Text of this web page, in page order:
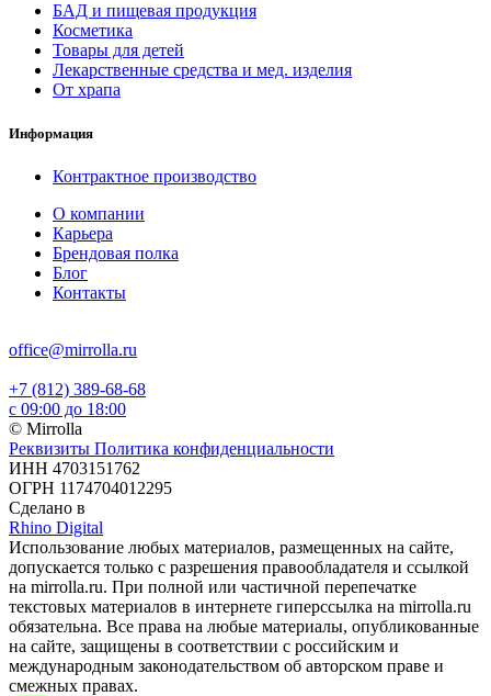
БАД и пищевая продукция
Косметика
Товары для детей
Лекарственные средства и мед. изделия
От храпа
Информация
Контрактное производство
О компании
Карьера
Брендовая полка
Блог
Контакты
office@mirrolla.ru
+7 (812) 389-68-68
с 09:00 до 18:00
© Mirrolla
Реквизиты Политика конфиденциальности
ИНН 4703151762
ОГРН 1174704012295
Сделано в
Rhino Digital
Использование любых материалов, размещенных на сайте,
допускается только с разрешения правообладателя и ссылкой
на mirrolla.ru. При полной или частичной перепечатке
текстовых материалов в интернете гиперссылка на mirrolla.ru
обязательна. Все права на любые материалы, опубликованные
на сайте, защищены в соответствии с российским и
международным законодательством об авторском праве и
смежных правах.